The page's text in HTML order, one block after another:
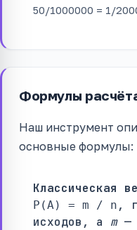
50/1000000 = 1/
Формулы
Наш инструмент
основные формулы:
Классическая
P(A) = m / n ,
исходов, а m—